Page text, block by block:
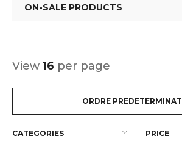
ON-SALE PRODUCTS
ORDRE PREDETERMINAT
View 16 per page
CATEGORIES PRICE